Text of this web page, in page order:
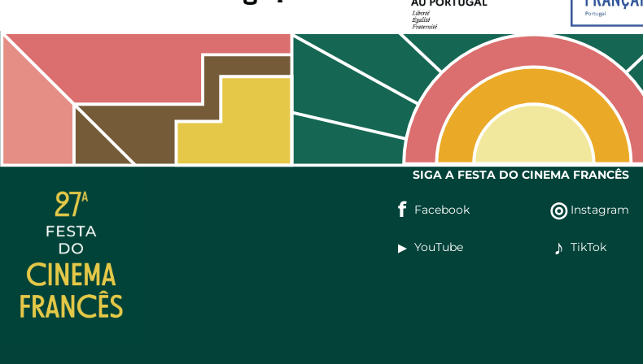
SIGA A FESTA DO CINEMA FRANCÊS
f Facebook ◎ Instagram
▶ YouTube ♪ TikTok